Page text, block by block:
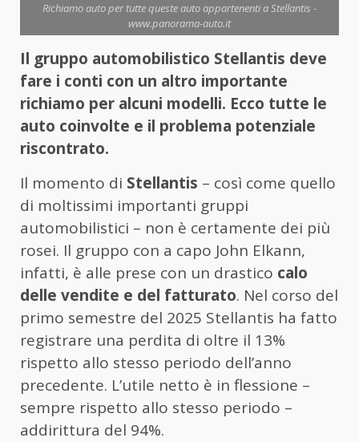
Richiamo auto per tutte queste auto appartenenti a Stellantis -
www.panorama-auto.it
Il gruppo automobilistico Stellantis deve
fare i conti con un altro importante
richiamo per alcuni modelli. Ecco tutte le
auto coinvolte e il problema potenziale
riscontrato.
Il momento di Stellantis – così come quello
di moltissimi importanti gruppi
automobilistici – non è certamente dei più
rosei. Il gruppo con a capo John Elkann,
infatti, è alle prese con un drastico calo
delle vendite e del fatturato. Nel corso del
primo semestre del 2025 Stellantis ha fatto
registrare una perdita di oltre il 13%
rispetto allo stesso periodo dell’anno
precedente. L’utile netto è in flessione –
sempre rispetto allo stesso periodo –
addirittura del 94%.